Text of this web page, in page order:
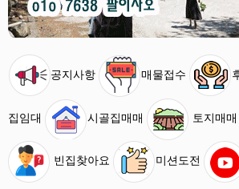
공지사항 매물접수
집임대 시골집매매 토지매매
빈집찾아요 미션도전